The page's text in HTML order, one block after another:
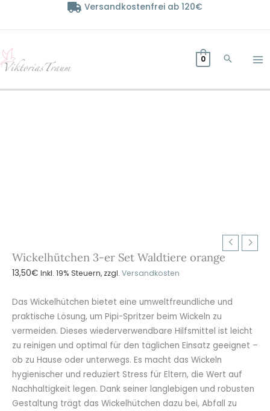
Versandkostenfrei ab 120€
0
Wickelhütchen 3-er Set Waldtiere orange
13,50€ Inkl. 19% Steuern, zzgl. Versandkosten
Das Wickelhütchen bietet eine umweltfreundliche und
praktische Lösung, um Pipi-Spritzer beim Wickeln zu
vermeiden. Dieses wiederverwendbare Hilfsmittel ist leicht
zu reinigen und optimal für den täglichen Einsatz geeignet –
ob zu Hause oder unterwegs. Es macht das Wickeln
hygienischer und reduziert Stress für Eltern, die Wert auf
Nachhaltigkeit legen. Dank seiner langlebigen und robusten
Gestaltung trägt das Wickelhütchen dazu bei, Abfall zu